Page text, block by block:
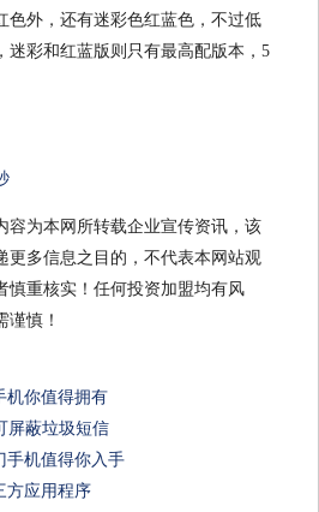
色外，还有迷彩色红蓝色，不过低
迷彩和红蓝版则只有最高配版本，5
容为本网所转载企业宣传资讯，该
更多信息之目的，不代表本网站观
慎重核实！任何投资加盟均有风
谨慎！
机你值得拥有
屏蔽垃圾短信
手机值得你入手
方应用程序